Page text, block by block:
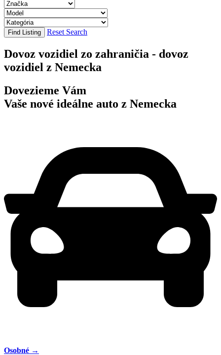
Find Listing Reset Search
Dovoz vozidiel zo zahraničia - dovoz
vozidiel z Nemecka
Dovezieme Vám
Vaše nové ideálne auto z Nemecka
Osobné →